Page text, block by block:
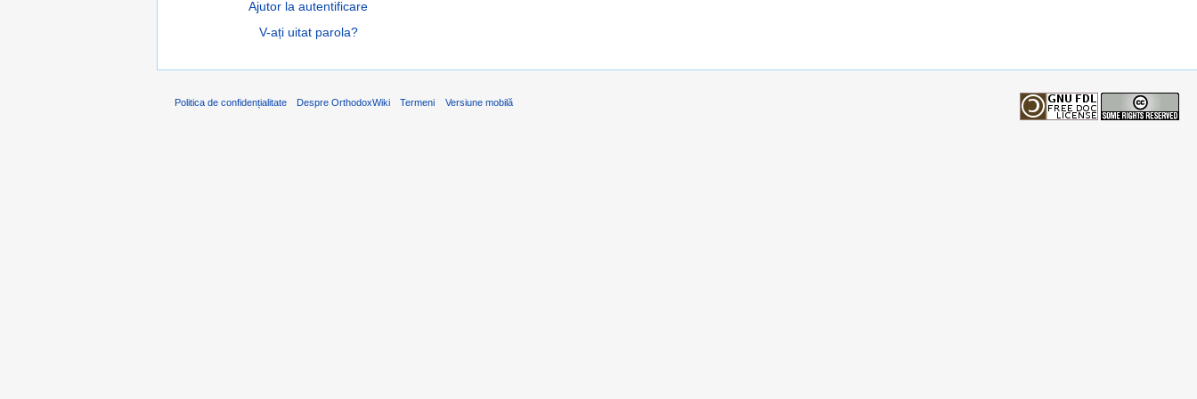
Ajutor la autentificare
V-ați uitat parola?
Politica de confidențialitate Despre OrthodoxWiki Termeni Versiune mobilă